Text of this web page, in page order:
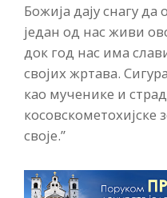
Божија дају снагу да
један од нас живи
док год нас има
својих жртава.
као мученике и
своје.”